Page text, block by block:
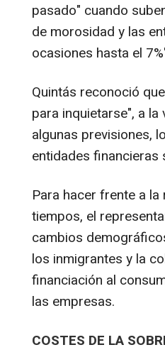
pasado" cuando
de morosidad y las
ocasiones hasta el
Quintás reconoció
para inquietarse", a
algunas previsiones,
entidades financieras
Para hacer frente a
tiempos, el
cambios
los inmigrantes y la
financiación al
las empresas.
COSTES DE LA